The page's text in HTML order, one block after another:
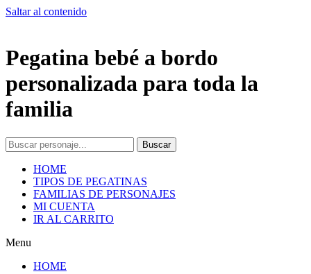
Saltar al contenido
Pegatina bebé a bordo
personalizada para toda la
familia
Buscar
HOME
TIPOS DE PEGATINAS
FAMILIAS DE PERSONAJES
MI CUENTA
IR AL CARRITO
Menu
HOME